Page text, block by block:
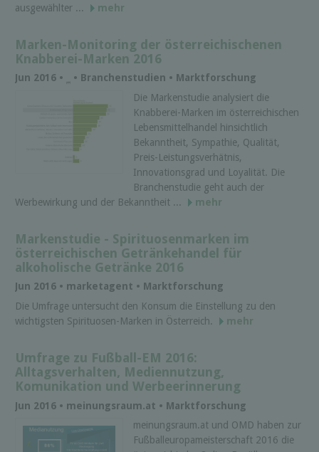
ausgewählter ...
mehr
Marken-Monitoring der österreichischenen
Knabberei-Marken 2016
Jun 2016 •
• Branchenstudien • Marktforschung
Die Markenstudie analysiert die
Knabberei-Marken im österreichischen
Lebensmittelhandel hinsichtlich
Bekanntheit, Sympathie, Qualität,
Preis-Leistungsverhätnis,
Innovationsgrad und Loyalität. Die
Branchenstudie geht auch der
Werbewirkung und der Bekanntheit ...
mehr
Markenstudie - Spirituosenmarken im
österreichischen Getränkehandel für
alkoholische Getränke 2016
Jun 2016 • marketagent • Marktforschung
Die Umfrage untersucht den Konsum die Einstellung zu den
wichtigsten Spirituosen-Marken in Österreich.
mehr
Umfrage zu Fußball-EM 2016:
Alltagsverhalten, Mediennutzung,
Komunikation und Werbeerinnerung
Jun 2016 • meinungsraum.at • Marktforschung
meinungsraum.at und OMD haben zur
Fußballeuropameisterschaft 2016 die